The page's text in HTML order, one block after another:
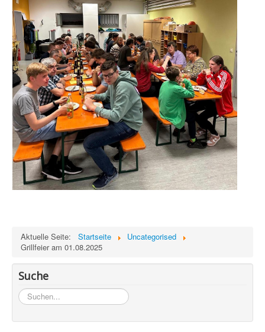
Aktuelle Seite: Startseite
Uncategorised
Grillfeier am 01.08.2025
Suche
Suchen...